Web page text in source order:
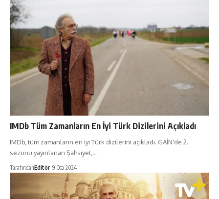
IMDb Tüm Zamanların En İyi Türk Dizilerini Açıkladı
IMDb, tüm zamanların en iyi Türk dizilerini açıkladı. GAİN'de 2.
sezonu yayınlanan Şahsiyet,…
TarafındanEditör 9 Oca 2024